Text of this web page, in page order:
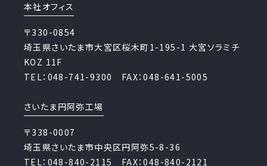
本社オフィス
〒330-0854
埼玉県さいたま市大宮区桜木町1-195-1 大宮ソラミチ
KOZ 11F
TEL：048-741-9300 FAX：048-641-5005
さいたま円阿弥工場
〒338-0007
埼玉県さいたま市中央区円阿弥5-8-36
TEL：048-840-2115 FAX：048-840-2121